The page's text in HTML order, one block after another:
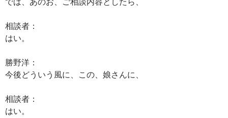
相談者：
はい。
勝野洋：
今後どういう風に、この、娘さんに、
相談者：
はい。